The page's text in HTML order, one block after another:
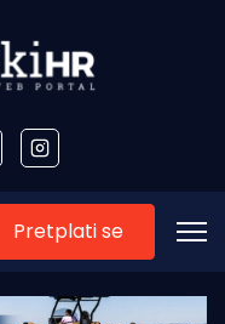
Pretplati se